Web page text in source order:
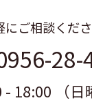
にご相談くださ
28-
18:00 （日